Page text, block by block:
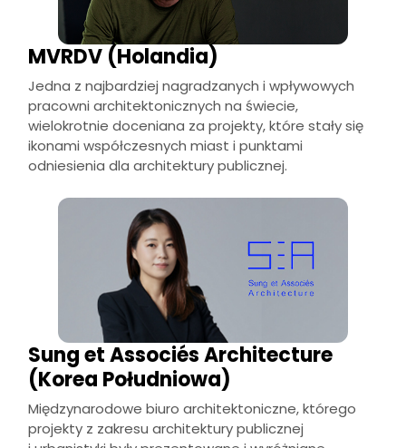
MVRDV (Holandia)
Jedna z najbardziej nagradzanych i wpływowych
pracowni architektonicznych na świecie,
wielokrotnie doceniana za projekty, które stały się
ikonami współczesnych miast i punktami
odniesienia dla architektury publicznej.
Sung et Associés Architecture
(Korea Południowa)
Międzynarodowe biuro architektoniczne, którego
projekty z zakresu architektury publicznej